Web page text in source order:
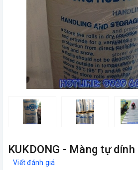
KUKDONG - Màng tự
Viết đánh giá